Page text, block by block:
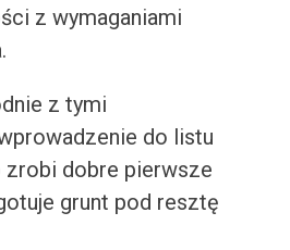
z wymaganiami
z tymi
do listu
zrobi dobre pierwsze
grunt pod resztę